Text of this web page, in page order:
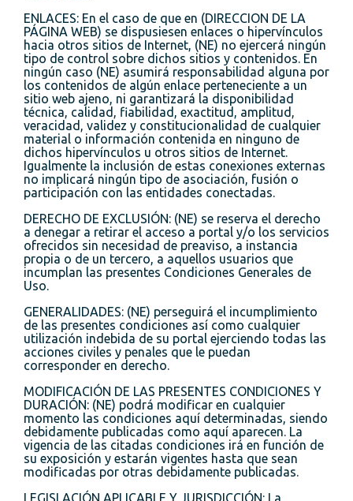
ENLACES: En el caso de que en (DIRECCION DE LA
PÁGINA WEB) se dispusiesen enlaces o hipervínculos
hacia otros sitios de Internet, (NE) no ejercerá ningún
tipo de control sobre dichos sitios y contenidos. En
ningún caso (NE) asumirá responsabilidad alguna por
los contenidos de algún enlace perteneciente a un
sitio web ajeno, ni garantizará la disponibilidad
técnica, calidad, fiabilidad, exactitud, amplitud,
veracidad, validez y constitucionalidad de cualquier
material o información contenida en ninguno de
dichos hipervínculos u otros sitios de Internet.
Igualmente la inclusión de estas conexiones externas
no implicará ningún tipo de asociación, fusión o
participación con las entidades conectadas.
DERECHO DE EXCLUSIÓN: (NE) se reserva el derecho
a denegar a retirar el acceso a portal y/o los servicios
ofrecidos sin necesidad de preaviso, a instancia
propia o de un tercero, a aquellos usuarios que
incumplan las presentes Condiciones Generales de
Uso.
GENERALIDADES: (NE) perseguirá el incumplimiento
de las presentes condiciones así como cualquier
utilización indebida de su portal ejerciendo todas las
acciones civiles y penales que le puedan
corresponder en derecho.
MODIFICACIÓN DE LAS PRESENTES CONDICIONES Y
DURACIÓN: (NE) podrá modificar en cualquier
momento las condiciones aquí determinadas, siendo
debidamente publicadas como aquí aparecen. La
vigencia de las citadas condiciones irá en función de
su exposición y estarán vigentes hasta que sean
modificadas por otras debidamente publicadas.
LEGISLACIÓN APLICABLE Y JURISDICCIÓN: La